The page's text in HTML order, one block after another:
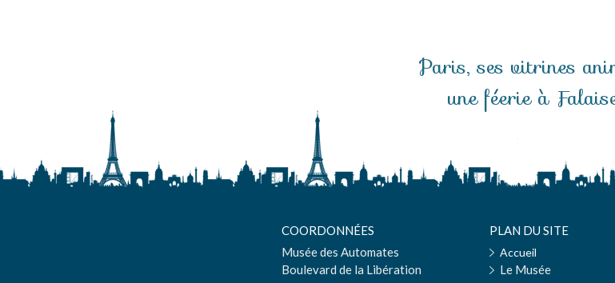
Paris, ses vitrines
une féerie à
COORDONNÉES
Musée des Automates
Boulevard de la Libération
PLAN DU SITE
Accueil
Le Musée